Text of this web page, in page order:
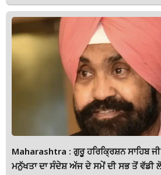
Maharashtra : ਗੁਰੂ ਹਰਿਕ੍ਰਿਸ਼ਨ ਸਾਹਿਬ
ਮਨੁੱਖਤਾ ਦਾ ਸੰਦੇਸ਼ ਅੱਜ ਦੇ ਸਮੇਂ ਦੀ ਸਭ ਤੋਂ ਵੱਡੀ